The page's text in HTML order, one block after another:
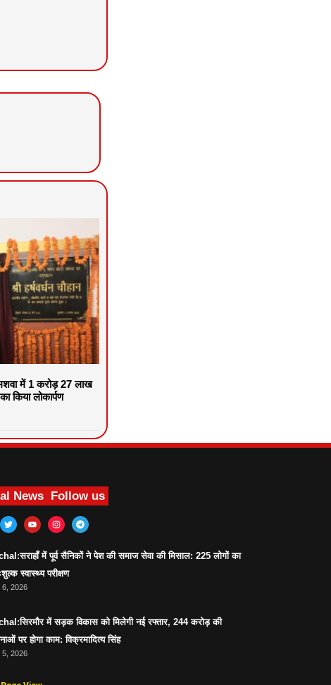
में 1 करोड़ 27 लाख
किया लोकार्पण
News Follow us
में पूर्व सैनिकों ने पेश की समाज सेवा की मिसाल: 225 लोगों का
स्वास्थ्य परीक्षण
6, 2026
में सड़क विकास को मिलेगी नई रफ्तार, 244 करोड़ की
पर होगा काम: विक्रमादित्य सिंह
5, 2026